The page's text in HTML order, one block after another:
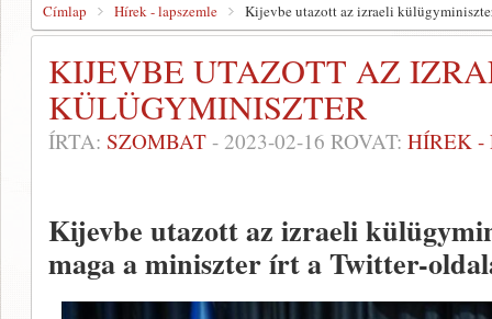
Címlap Hírek - lapszemle Kijevbe utazott az izraeli
KIJEVBE UTAZOTT AZ
KÜLÜGYMINISZTER
ÍRTA: SZOMBAT - 2023-02-16 ROVAT: HÍREK -
Kijevbe utazott az izraeli
maga a miniszter írt a Twitter-